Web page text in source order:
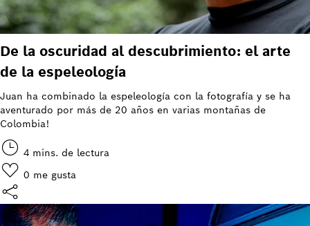
De la oscuridad al descubrimiento: el arte
de la espeleología
Juan ha combinado la espeleología con la fotografía y se ha
aventurado por más de 20 años en varias montañas de
Colombia!
4 mins. de lectura
0 me gusta